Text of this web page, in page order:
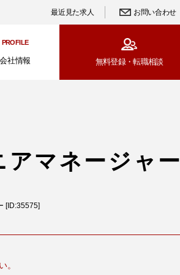
最近見た求人 お問い合わせ
PROFILE
会社情報 無料登録・転職相談
マネージャー
[ID:35575]
。